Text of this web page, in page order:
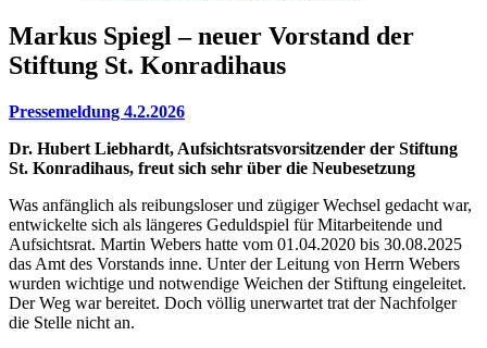
Markus Spiegl – neuer Vorstand der
Stiftung St. Konradihaus
Pressemeldung 4.2.2026
Dr. Hubert Liebhardt, Aufsichtsratsvorsitzender der Stiftung
St. Konradihaus, freut sich sehr über die Neubesetzung
Was anfänglich als reibungsloser und zügiger Wechsel gedacht war,
entwickelte sich als längeres Geduldspiel für Mitarbeitende und
Aufsichtsrat. Martin Webers hatte vom 01.04.2020 bis 30.08.2025
das Amt des Vorstands inne. Unter der Leitung von Herrn Webers
wurden wichtige und notwendige Weichen der Stiftung eingeleitet.
Der Weg war bereitet. Doch völlig unerwartet trat der Nachfolger
die Stelle nicht an.